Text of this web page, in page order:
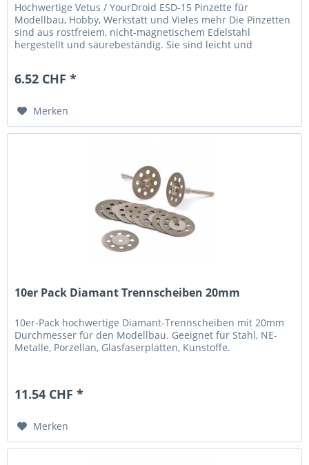
Hochwertige Vetus / YourDroid ESD-15 Pinzette für
Modellbau, Hobby, Werkstatt und Vieles mehr Die Pinzetten
sind aus rostfreiem, nicht-magnetischem Edelstahl
hergestellt und säurebeständig. Sie sind leicht und
6.52 CHF *
Merken
10er Pack Diamant Trennscheiben 20mm
10er-Pack hochwertige Diamant-Trennscheiben mit 20mm
Durchmesser für den Modellbau. Geeignet für Stahl, NE-
Metalle, Porzellan, Glasfaserplatten, Kunstoffe.
11.54 CHF *
Merken